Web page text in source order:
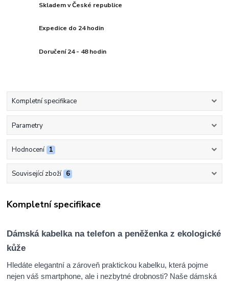
Skladem v České republice
Expedice do 24 hodin
Doručení 24 - 48 hodin
Kompletní specifikace
Parametry
Hodnocení 1
Související zboží 6
Kompletní specifikace
Dámská kabelka na telefon a peněženka z ekologické
kůže
Hledáte elegantní a zároveň praktickou kabelku, která pojme
nejen váš smartphone, ale i nezbytné drobnosti? Naše dámská